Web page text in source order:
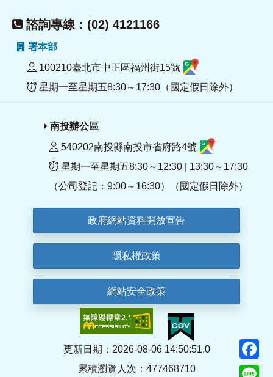
諮詢專線：(02) 4121166
署本部
100210臺北市中正區福州街15號
星期一至星期五8:30～17:30（國定假日除外）
南投辦公區
540202南投縣南投市省府路4號
星期一至星期五8:30～12:30 | 13:30～17:30
（公司登記：9:00～16:30）（國定假日除外）
政府網站資料開放宣告
隱私權政策
網站安全政策
更新日期：2026-08-06 14:50:51.0
累積瀏覽人次：477468710